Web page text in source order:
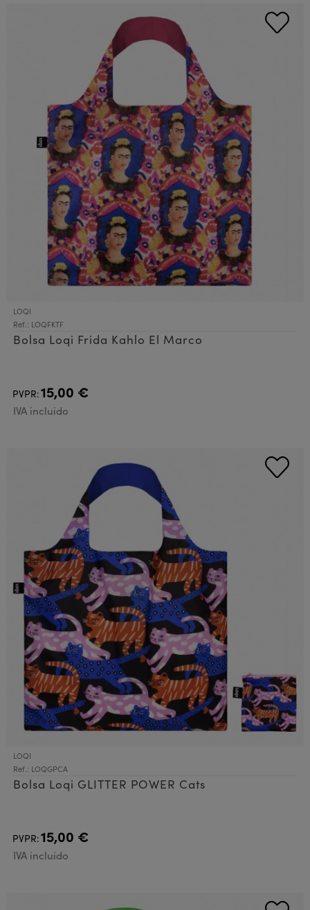
LOQI
Ref.: LOQFKTF
Bolsa Loqi Frida Kahlo El Marco
PVPR:15,00 €
IVA incluido
LOQI
Ref.: LOQGPCA
Bolsa Loqi GLITTER POWER Cats
PVPR:15,00 €
IVA incluido